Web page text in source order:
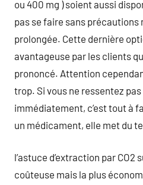
ou 400 mg ) soient aussi
pas se faire sans précautions
prolongée. Cette dernière
avantageuse par les clients
prononcé. Attention
trop. Si vous ne ressentez
immédiatement, c’est tout à
un médicament, elle met du
l’astuce d’extraction par
coûteuse mais la plus